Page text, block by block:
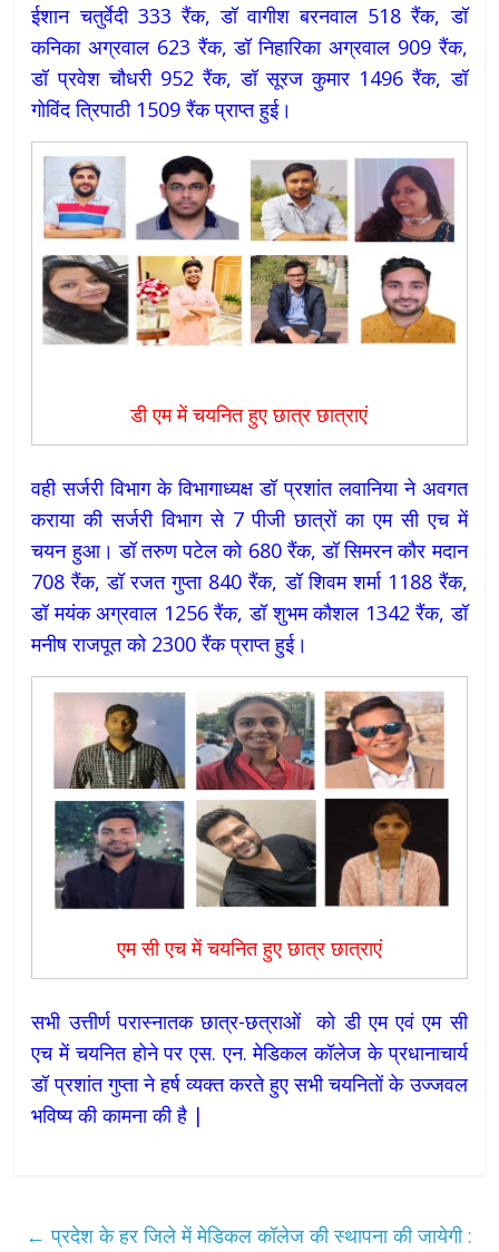
ईशान चतुर्वेदी 333 रैंक, डॉ वागीश बरनवाल 518 रैंक, डॉ
कनिका अग्रवाल 623 रैंक, डॉ निहारिका अग्रवाल 909 रैंक,
डॉ प्रवेश चौधरी 952 रैंक, डॉ सूरज कुमार 1496 रैंक, डॉ
गोविंद त्रिपाठी 1509 रैंक प्राप्त हुई।
डी एम में चयनित हुए छात्र छात्राएं
वही सर्जरी विभाग के विभागाध्यक्ष डॉ प्रशांत लवानिया ने अवगत
कराया की सर्जरी विभाग से 7 पीजी छात्रों का एम सी एच में
चयन हुआ। डॉ तरुण पटेल को 680 रैंक, डॉ सिमरन कौर मदान
708 रैंक, डॉ रजत गुप्ता 840 रैंक, डॉ शिवम शर्मा 1188 रैंक,
डॉ मयंक अग्रवाल 1256 रैंक, डॉ शुभम कौशल 1342 रैंक, डॉ
मनीष राजपूत को 2300 रैंक प्राप्त हुई।
एम सी एच में चयनित हुए छात्र छात्राएं
सभी उत्तीर्ण परास्नातक छात्र-छत्राओं को डी एम एवं एम सी
एच में चयनित होने पर एस. एन. मेडिकल कॉलेज के प्रधानाचार्य
डॉ प्रशांत गुप्ता ने हर्ष व्यक्त करते हुए सभी चयनितों के उज्जवल
भविष्य की कामना की है |
← प्रदेश के हर जिले में मेडिकल कॉलेज की स्थापना की जायेगी :